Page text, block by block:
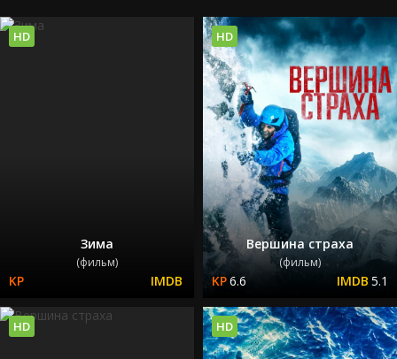
Зима
(фильм)
HD
Вершина страха
(фильм)
6.6 5.1
HD
HD HD